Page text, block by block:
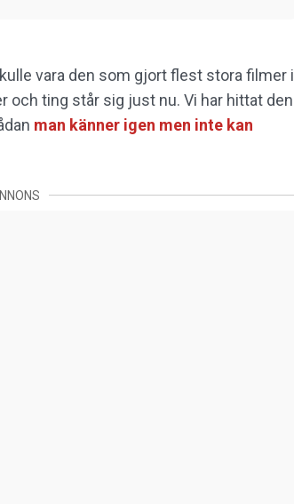
vara den som gjort flest stora filmer i
och ting står sig just nu. Vi har hittat den
man känner igen men inte kan